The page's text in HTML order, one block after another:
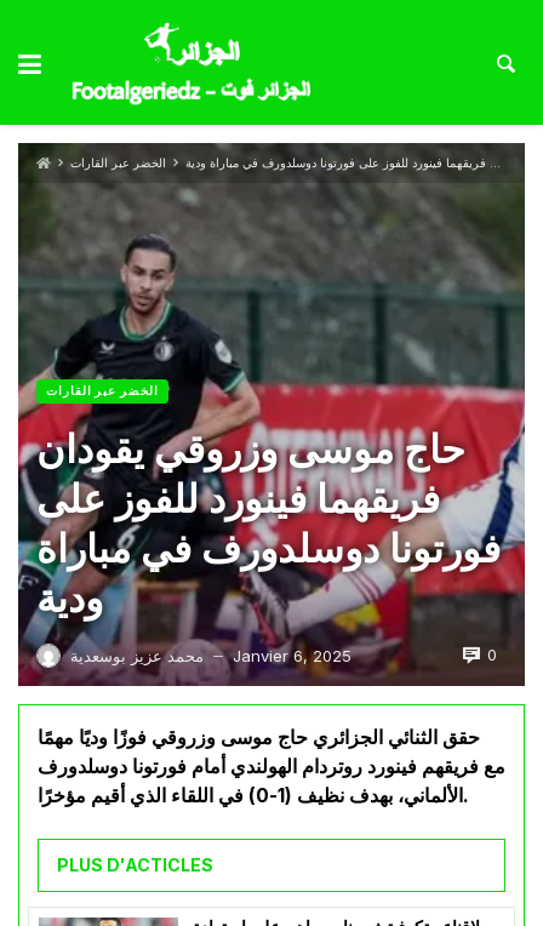
الخضر عبر القارات حاج موسى وزروقي يقودان فريقهما فينورد للفوز على فورتونا دوسلدورف في مباراة ودية
الخضر عبر القارات
حاج موسى وزروقي يقودان
فريقهما فينورد للفوز على
فورتونا دوسلدورف في مباراة
ودية
محمد عزيز بوسعدية — Janvier 6, 2025 0
حقق الثنائي الجزائري حاج موسى وزروقي فوزًا وديًا مهمًا
مع فريقهم فينورد روتردام الهولندي أمام فورتونا دوسلدورف
الألماني، بهدف نظيف (1-0) في اللقاء الذي أقيم مؤخرًا.
PLUS D'ACTICLES